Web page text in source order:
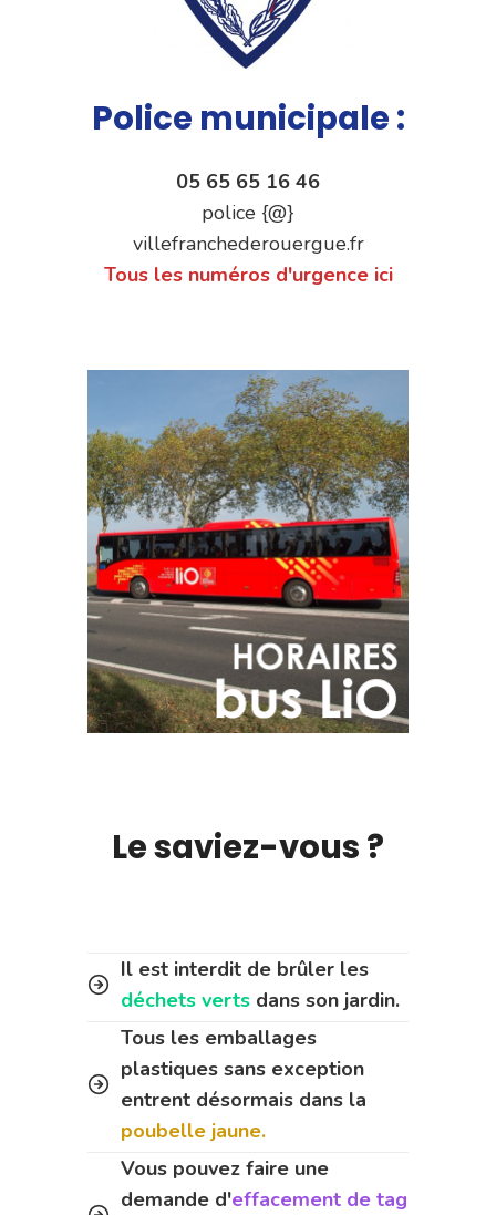
Police municipale :
05 65 65 16 46
police {@}
villefranchederouergue.fr
Tous les numéros d'urgence ici
Le saviez-vous ?
Il est interdit de brûler les
déchets verts dans son jardin.
Tous les emballages
plastiques sans exception
entrent désormais dans la
poubelle jaune.
Vous pouvez faire une
demande d'effacement de tag